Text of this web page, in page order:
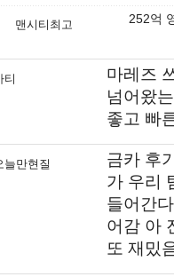
맨시티최고 252억
티
마레즈
넘어왔
좋고 빠
늘만현질
금카 후
가 우리
들어간
어감 아
또 재밌